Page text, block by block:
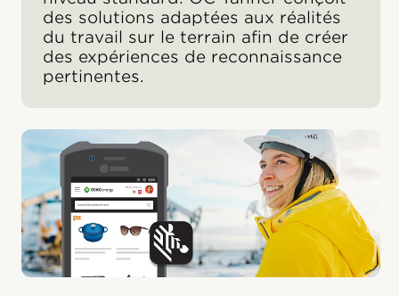
des solutions adaptées aux réalités
du travail sur le terrain afin de créer
des expériences de reconnaissance
pertinentes.